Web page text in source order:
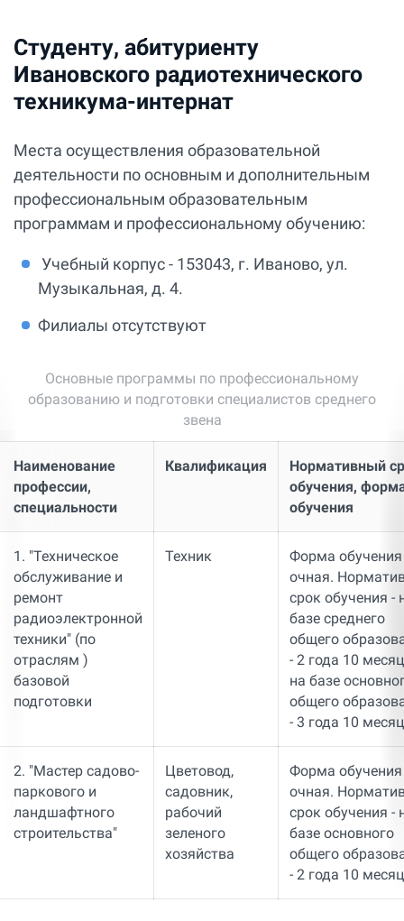
Студенту, абитуриенту
Ивановского радиотехнического
техникума-интернат
Места осуществления образовательной
деятельности по основным и дополнительным
профессиональным образовательным
программам и профессиональному обучению:
Учебный корпус - 153043, г. Иваново, ул.
Музыкальная, д. 4.
Филиалы отсутствуют
Основные программы по профессиональному
образованию и подготовки специалистов среднего
звена
Наименование
профессии,
специальности
Квалификация
Нормативный
обучения,
обучения
1. "Техническое
обслуживание и
ремонт
радиоэлектронной
техники" (по
отраслям )
базовой
подготовки
Техник
Форма обучения
очная.
срок обучения -
базе среднего
общего
- 2 года 10
на базе
общего
- 3 года 10
2. "Мастер садово-
паркового и
ландшафтного
строительства"
Цветовод,
садовник,
рабочий
зеленого
хозяйства
Форма обучения
очная.
срок обучения -
базе основного
общего
- 2 года 10